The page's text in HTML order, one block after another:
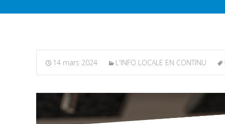
14 mars 2024 L'INFO LOCALE EN CONTINU